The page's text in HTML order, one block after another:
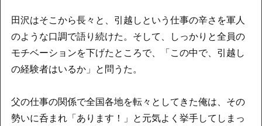
田沢はそこから長々と、引越しという仕事の辛さを軍人
のような口調で語り続けた。そして、しっかりと全員の
モチベーションを下げたところで、「この中で、引越し
の経験者はいるか」と問うた。
父の仕事の関係で全国各地を転々としてきた俺は、その
勢いに呑まれ「あります！」と元気よく挙手してしまっ